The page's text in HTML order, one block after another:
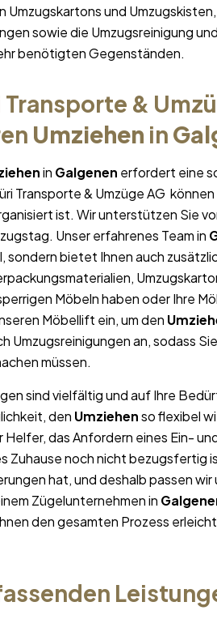
Umzugskartons und
sowie die Umzugsreinigung
benötigten Gegenständen.
Transporte &
Umziehen in
in Galgenen erfordert eine
Transporte & Umzüge AG können
ist. Wir unterstützen Sie
Unser erfahrenes Team in
sondern bietet Ihnen auch
Möbeln haben oder Ihre
Möbellift ein, um den
Umzugsreinigungen an, sodass
müssen.
sind vielfältig und auf Ihre
den Umziehenso flexibel
das Anfordern eines Ein-
Zuhause noch nicht bezugsfertig
hat, und deshalb passen wir
Zügelunternehmen in
den gesamten Prozess